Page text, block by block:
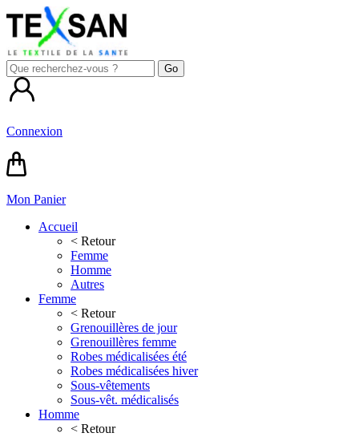
Connexion
Mon Panier
Accueil
< Retour
Femme
Homme
Autres
Femme
< Retour
Grenouillères de jour
Grenouillères femme
Robes médicalisées été
Robes médicalisées hiver
Sous-vêtements
Sous-vêt. médicalisés
Homme
< Retour